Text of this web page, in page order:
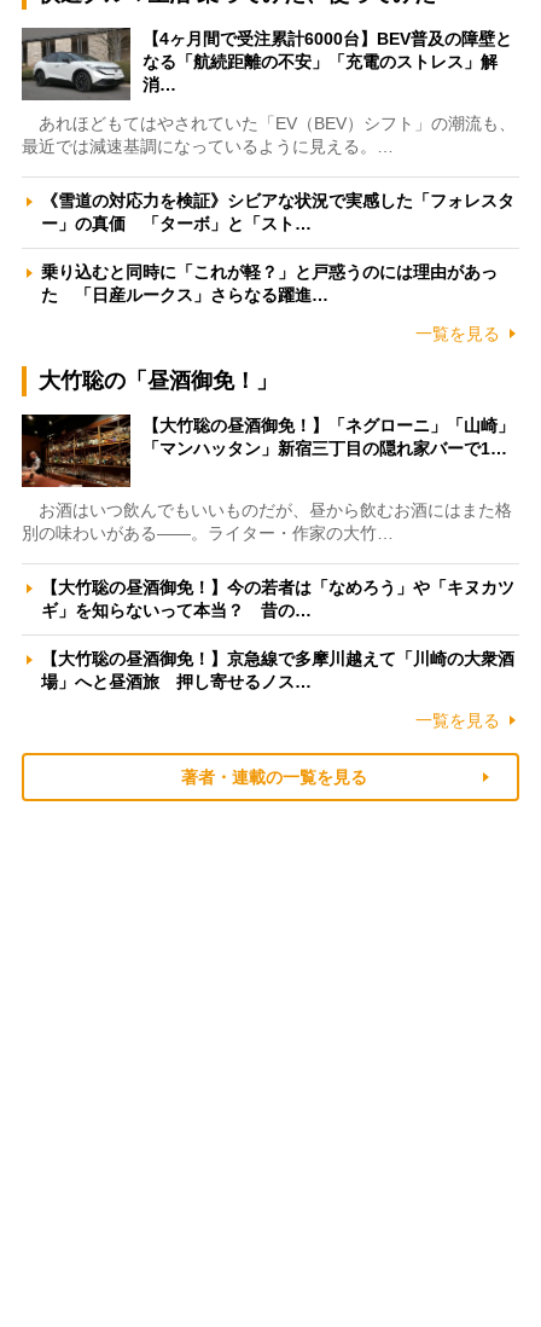
【4ヶ月間で受注累計6000台】BEV普及の障壁と
なる「航続距離の不安」「充電のストレス」解
消…
あれほどもてはやされていた「EV（BEV）シフト」の潮流も、
最近では減速基調になっているように見える。…
《雪道の対応力を検証》シビアな状況で実感した「フォレスタ
ー」の真価 「ターボ」と「スト…
乗り込むと同時に「これが軽？」と戸惑うのには理由があっ
た 「日産ルークス」さらなる躍進…
一覧を見る
大竹聡の「昼酒御免！」
【大竹聡の昼酒御免！】「ネグローニ」「山崎」
「マンハッタン」新宿三丁目の隠れ家バーで1…
お酒はいつ飲んでもいいものだが、昼から飲むお酒にはまた格
別の味わいがある――。ライター・作家の大竹…
【大竹聡の昼酒御免！】今の若者は「なめろう」や「キヌカツ
ギ」を知らないって本当？ 昔の…
【大竹聡の昼酒御免！】京急線で多摩川越えて「川崎の大衆酒
場」へと昼酒旅 押し寄せるノス…
一覧を見る
著者・連載の一覧を見る